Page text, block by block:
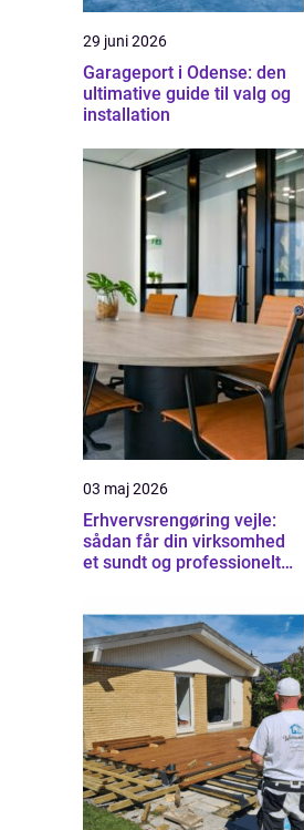
29 juni 2026
Garageport i Odense: den
ultimative guide til valg og
installation
03 maj 2026
Erhvervsrengøring vejle:
sådan får din virksomhed
et sundt og professionelt